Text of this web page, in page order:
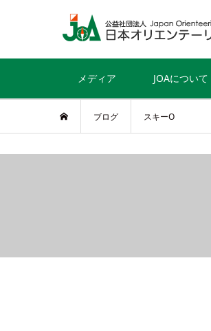
メディア JOAについて
ブログ スキーO